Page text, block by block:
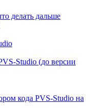
делать дальше
Studio (до версии
кода PVS-Studio на